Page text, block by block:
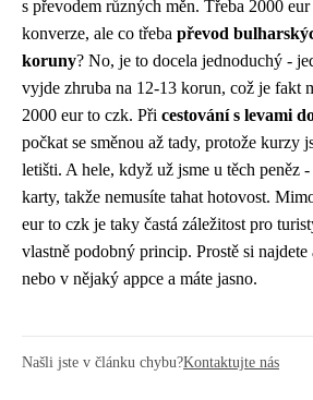
s převodem různých měn. Třeba 2000
konverze, ale co třeba převod
koruny? No, je to docela jednoduchý -
vyjde zhruba na 12-13 korun, což je fakt
2000 eur to czk. Při cestování s levami
počkat se směnou až tady, protože kurzy
letišti. A hele, když už jsme u těch peněz
karty, takže nemusíte tahat hotovost.
eur to czk je taky častá záležitost pro
vlastně podobný princip. Prostě si
nebo v nějaký appce a máte jasno.
Našli jste v článku chybu?Kontaktujte nás